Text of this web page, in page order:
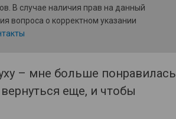
В случае наличия прав на данный
вопроса о корректном указании
– мне больше понравилась
еще, и чтобы